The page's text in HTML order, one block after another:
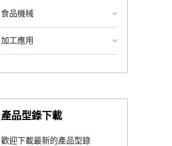
食品機械
加工應用
產品型錄下載
歡迎下載最新的產品型錄